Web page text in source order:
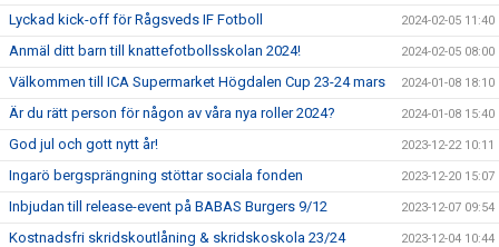
Lyckad kick-off för Rågsveds IF Fotboll 2024-02-05 11:40
Anmäl ditt barn till knattefotbollsskolan 2024! 2024-02-05 08:00
Välkommen till ICA Supermarket Högdalen Cup 23-24 mars 2024-01-08 18:10
Är du rätt person för någon av våra nya roller 2024? 2024-01-08 15:40
God jul och gott nytt år! 2023-12-22 10:11
Ingarö bergsprängning stöttar sociala fonden 2023-12-20 15:07
Inbjudan till release-event på BABAS Burgers 9/12 2023-12-07 09:54
Kostnadsfri skridskoutlåning & skridskoskola 23/24 2023-12-04 10:44